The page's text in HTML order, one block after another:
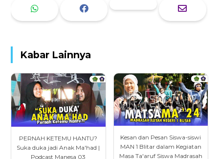
Kabar Lainnya
PERNAH KETEMU HANTU?
Suka duka jadi Anak Ma'had |
Podcast Manesa 03
Kesan dan Pesan Siswa-siswi
MAN 1 Blitar dalam Kegiatan
Masa Ta'aruf Siswa Madrasah